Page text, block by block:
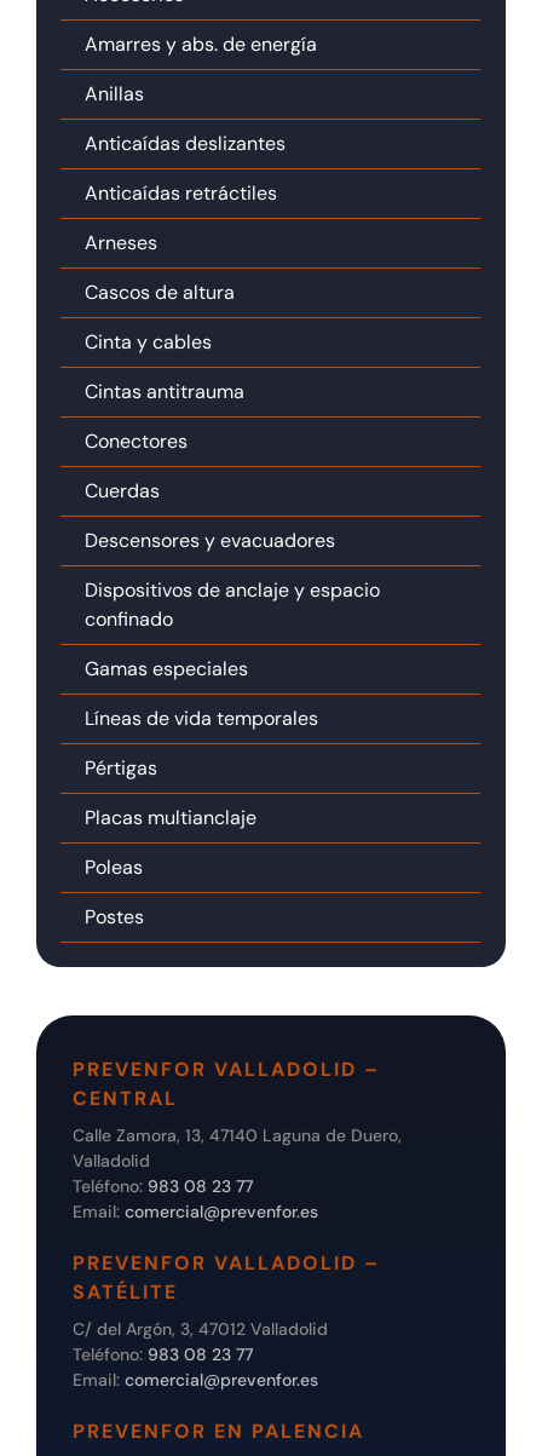
Amarres y abs. de energía
Anillas
Anticaídas deslizantes
Anticaídas retráctiles
Arneses
Cascos de altura
Cinta y cables
Cintas antitrauma
Conectores
Cuerdas
Descensores y evacuadores
Dispositivos de anclaje y espacio
confinado
Gamas especiales
Líneas de vida temporales
Pértigas
Placas multianclaje
Poleas
Postes
PREVENFOR VALLADOLID –
CENTRAL
Calle Zamora, 13, 47140 Laguna de Duero,
Valladolid
Teléfono: 983 08 23 77
Email: comercial@prevenfor.es
PREVENFOR VALLADOLID –
SATÉLITE
C/ del Argón, 3, 47012 Valladolid
Teléfono: 983 08 23 77
Email: comercial@prevenfor.es
PREVENFOR EN PALENCIA